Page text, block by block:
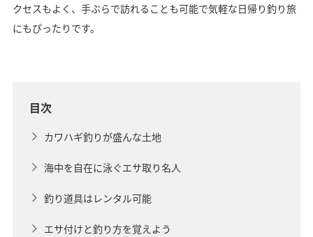
クセスもよく、手ぶらで訪れることも可能で気軽な日帰り釣り旅
にもぴったりです。
目次
カワハギ釣りが盛んな土地
海中を自在に泳ぐエサ取り名人
釣り道具はレンタル可能
エサ付けと釣り方を覚えよう